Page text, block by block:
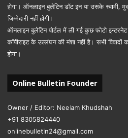
होगा। ऑनलाइन बुलेटिन डॉट इन या उसके स्वामी,
जिम्मेदारी नहीं होगी।
ऑनलाइन बुलेटिन पोर्टल में ली गई कुछ फोटो
कॉपीराइट के उल्लंघन की मंशा नहीं है। सभी विवादों
होगा।
Online Bulletin Founder
Owner / Editor: Neelam Khudshah
+91 8305824440
onlinebulletin24@gmail.com